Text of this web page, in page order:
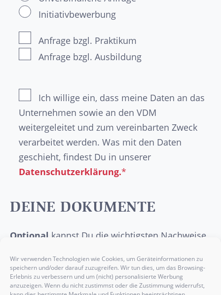
Wir verwenden Technologien wie Cookies, um Geräteinformationen zu
speichern und/oder darauf zuzugreifen. Wir tun dies, um das Browsing-
Erlebnis zu verbessern und um (nicht) personalisierte Werbung
anzuzeigen. Wenn du nicht zustimmst oder die Zustimmung widerrufst,
Initiativbewerbung
Anfrage bzgl. Praktikum
Anfrage bzgl. Ausbildung
Ich willige ein, dass meine Daten an das
Unternehmen sowie an den VDM
weitergeleitet und zum vereinbarten Zweck
verarbeitet werden. Was mit den Daten
geschieht, findest Du in unserer
Datenschutzerklärung.*
DEINE DOKUMENTE
Optional kannst Du die wichtigsten Nachweise
Lebenslauf, einAnschreibenoder etwaige
Praktikumsbelegehier einfügen.